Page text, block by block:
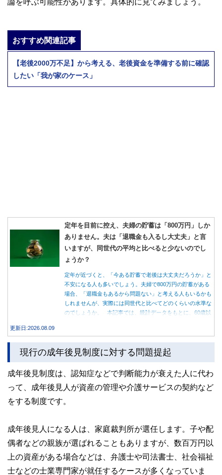
論を呼ぶ可能性があります。具体的に見てみましょう。
おすすめ関連記事
【老後2000万不足】から考える、老後資金を準備する前に確認
したい「我が家のケース」
定年を目前に控え、夫婦の貯蓄は「800万円」しか
ありません。夫は「退職金も入るし大丈夫」と言
いますが、同世代の平均と比べると少ないのでし
ょうか？
定年が近づくと、「今ある貯蓄で老後は大丈夫だろうか」と
不安になる人も多いでしょう。夫婦で800万円の貯蓄がある
場合、「退職金もあるから問題ない」と考える人もいるかも
しれませんが、実際には同世代と比べてどのくらいの水準な
のでしょうか。 本記事では、統計データをもとに、60歳以
更新日:2026.08.09
現行の成年後見制度に対する問題提起
成年後見制度は、認知症などで判断能力が衰えた人に代わ
って、成年後見人が資産の管理や介護サービスの契約など
をする制度です。
成年後見人になる人は、家庭裁判所が選任します。子や配
偶者などの親族が選ばれることもありますが、数百万円以
上の資産がある場合などは、弁護士や司法書士、社会福祉
士などの士業専門家が就任するケースが多くなっていま